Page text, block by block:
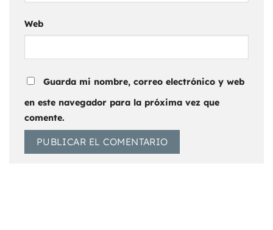
Web
Guarda mi nombre, correo electrónico y web
en este navegador para la próxima vez que
comente.